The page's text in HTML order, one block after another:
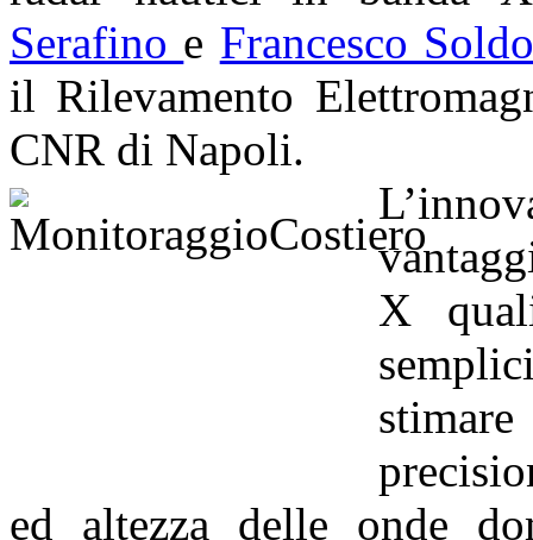
Serafino e Francesco
il Rilevamento
CNR di Napoli.
X
ed altezza delle onde